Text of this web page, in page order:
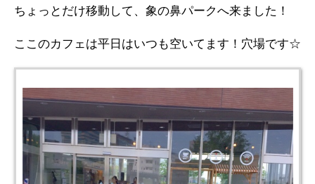
ちょっとだけ移動して、象の鼻パークへ来ました！
ここのカフェは平日はいつも空いてます！穴場です☆